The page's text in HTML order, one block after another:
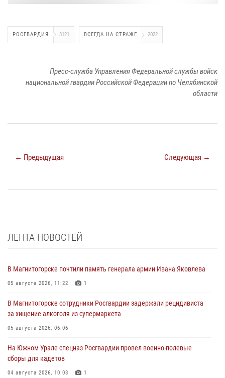
РОСГВАРДИЯ 3121 ВСЕГДА НА СТРАЖЕ 2022
Пресс-служба Управления Федеральной службы войск
национальной гвардии Российской Федерации по Челябинской
области
← Предыдущая Следующая →
ЛЕНТА НОВОСТЕЙ
В Магнитогорске почтили память генерала армии Ивана Яковлева
05 августа 2026, 11:22 1
В Магнитогорске сотрудники Росгвардии задержали рецидивиста
за хищение алкоголя из супермаркета
05 августа 2026, 06:06
На Южном Урале спецназ Росгвардии провел военно-полевые
сборы для кадетов
04 августа 2026, 10:03 1